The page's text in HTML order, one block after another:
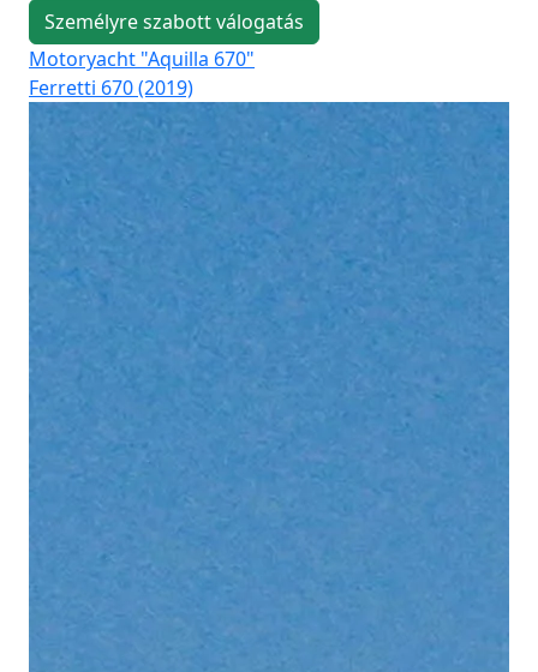
Személyre szabott válogatás
Motoryacht "Aquilla 670"
Ferretti 670 (2019)